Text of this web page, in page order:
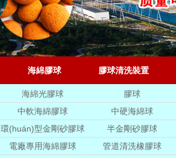
海綿膠球 膠球清洗裝置
海綿光膠球
膠球
中軟海綿膠球
中硬海綿球
環(huán)型金剛砂膠球
半金剛砂膠球
電廠專用海綿膠球 管道清洗橡膠球